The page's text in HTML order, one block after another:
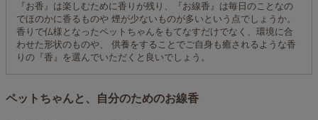
『お香』は楽しむために香りが残り、『お線香』は毎日のことなの
でほのかに香るものや 煙が少ないものが多いという点でしょうか。
香りで仏様となったペットちゃんをもてなすだけでなく、環境に合
わせた形状のものや、 供養をすることでご自身も癒されるような香
りの『香』を選んでいただくと良いでしょう。
ペットちゃんと、自分のためのお線香